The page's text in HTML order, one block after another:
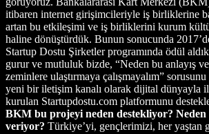
itibaren internet girişimcileriyle iş birliklerine
artan bu etkileşimi ve iş birliklerini kurum
haline dönüştürdük. Bunun sonucunda
Startup Dostu Şirketler programında ödül
gurur ve mutluluk bizde, “Neden bu anlayış ve
zeminlere ulaştırmaya çalışmayalım”
yeni bir iletişim kanalı olarak dijital dünyayla
kurulan Startupdostu.com platformunu
BKM bu projeyi neden destekliyor?
veriyor? Türkiye’yi, gençlerimizi, her yaştan